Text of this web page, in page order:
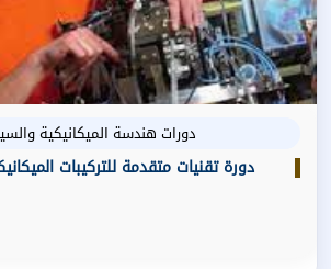
دورات هندسة الميكانيكية
دورة تقنيات متقدمة للتركيبات